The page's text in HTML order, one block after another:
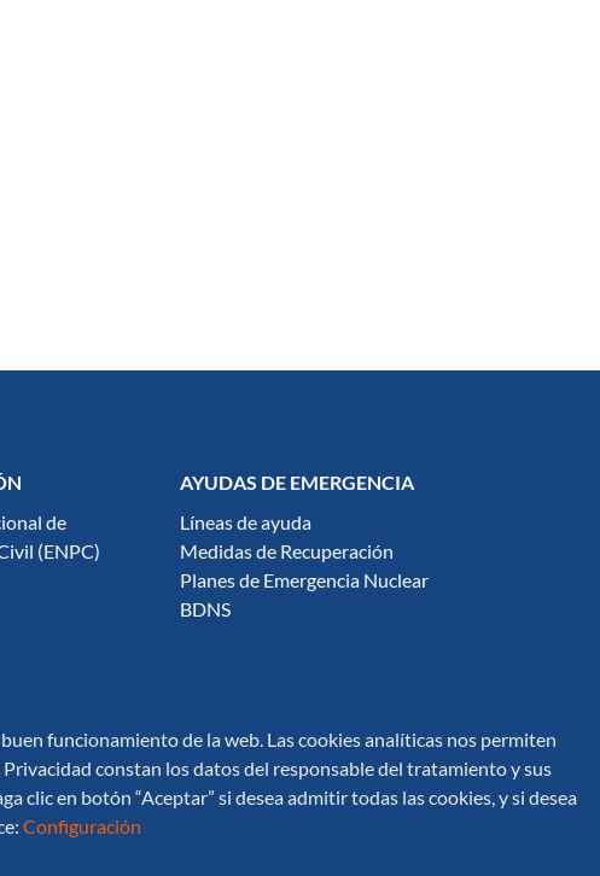
de
(ENPC)
AYUDAS DE EMERGENCIA
Líneas de ayuda
Medidas de Recuperación
Planes de Emergencia Nuclear
BDNS
Síguenos en redes sociales:
funcionamiento de la web. Las cookies analíticas nos permiten
constan los datos del responsable del tratamiento y sus
clic en botón “Aceptar” si desea admitir todas las cookies, y si desea
Configuración